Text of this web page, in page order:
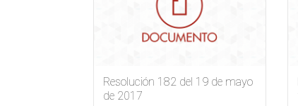
Resolución 182 del 19 de mayo
de 2017